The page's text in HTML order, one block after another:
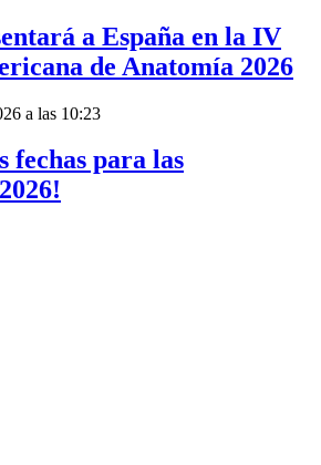
a España en la IV
de Anatomía 2026
a las 10:23
fechas para las